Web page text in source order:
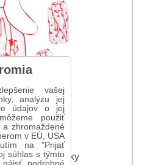
návlekmi na ruky
vašej
analýzu jej
údajov o jej
použiť
zhromaždené
v EÚ, USA
na "Prijať
súhlas s týmto